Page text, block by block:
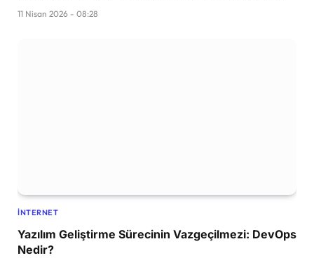
11 Nisan 2026 - 08:28
İNTERNET
Yazılım Geliştirme Sürecinin Vazgeçilmezi: DevOps
Nedir?